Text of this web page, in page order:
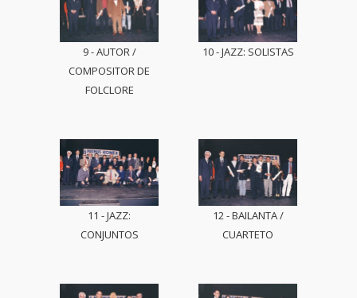
9 - AUTOR /
COMPOSITOR DE
FOLCLORE
10 - JAZZ: SOLISTAS
11 - JAZZ:
CONJUNTOS
12 - BAILANTA /
CUARTETO